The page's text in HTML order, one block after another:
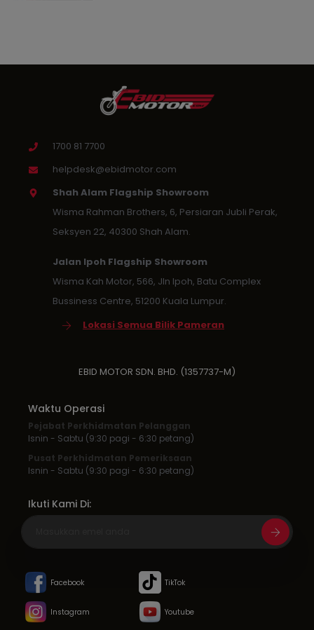
1700 81 7700
helpdesk@ebidmotor.com
Shah Alam Flagship Showroom
Wisma Rahman Brothers, 6, Persiaran Jubli Perak,
Seksyen 22, 40300 Shah Alam.
Jalan Ipoh Flagship Showroom
Wisma Kah Motor, 566, Jln Ipoh, Batu Complex
Bussiness Centre, 51200 Kuala Lumpur.
Lokasi Semua Bilik Pameran
EBID MOTOR SDN. BHD. (1357737-M)
Waktu Operasi
Pejabat Perkhidmatan Pelanggan
Isnin - Sabtu (9:30 pagi - 6:30 petang)
Pusat Perkhidmatan Pemeriksaan
Isnin - Sabtu (9:30 pagi - 6:30 petang)
Ikuti Kami Di:
Facebook TikTok
Instagram Youtube